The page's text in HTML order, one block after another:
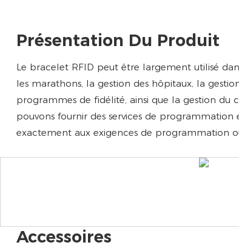
Présentation Du Produit
Le bracelet RFID peut être largement utilisé
les marathons, la gestion des hôpitaux, la
programmes de fidélité, ainsi que la gestion du
pouvons fournir des services de
exactement aux exigences de programmation
Accessoires